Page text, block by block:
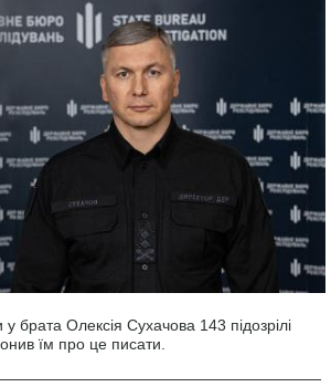
брата Олексія Сухачова 143 підозрілі
їм про це писати.